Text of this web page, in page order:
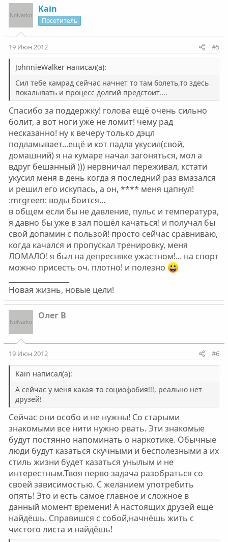
Kain
Посетитель
19 Июн 2012 #5
JohnnieWalker написал(а):
Сил тебе камрад сейчас начнет то там болеть,то здесь
покалывать и процесс долгий предстоит....
Спасибо за поддержку! голова ещё очень сильно
болит, а вот ноги уже не ломит! чему рад
несказанно! ну к вечеру только дэцл
подламывает...ещё и кот падла укусил(свой,
домашний) я на кумаре начал загоняться, мол а
вдруг бешанный ))) нервничал переживал, кстати
укусил меня в день когда я последний раз вмазался
и решил его искупась, а он, **** меня цапнул!
:mrgreen: воды боится...
в общем если бы не давление, пульс и температура,
я давно бы уже в зал пошёл качаться! и получал бы
свой допамин с пользой! просто сейчас сравниваю,
когда качался и пропускал тренировку, меня
ЛОМАЛО! я был на депресняке ужастном!... на спорт
можно присесть оч. плотно! и полезно
Новая жизнь, новые цели!
Олег В
19 Июн 2012 #6
Kain написал(а):
А сейчас у меня какая-то социофобия!!!, реально нет
друзей!
Сейчас они особо и не нужны! Со старыми
знакомыми все нити нужно рвать. Эти знакомые
будут постянно напоминать о наркотике. Обычные
люди будут казаться скучными и бесполезными а их
стиль жизни будет казаться унылым и не
интерестным.Твоя перво задача разобраться со
своей зависимостью. С желанием употребить
опять! Это и есть самое главное и сложное в
данный момент времени! А настоящих друзей ещё
найдёшь. Справишся с собой,начнёшь жить с
чистого листа и найдёшь!